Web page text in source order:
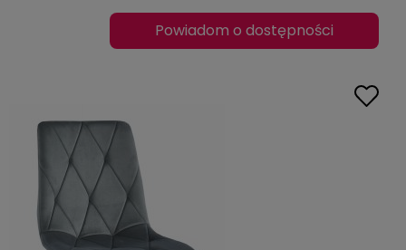
Powiadom o dostępności